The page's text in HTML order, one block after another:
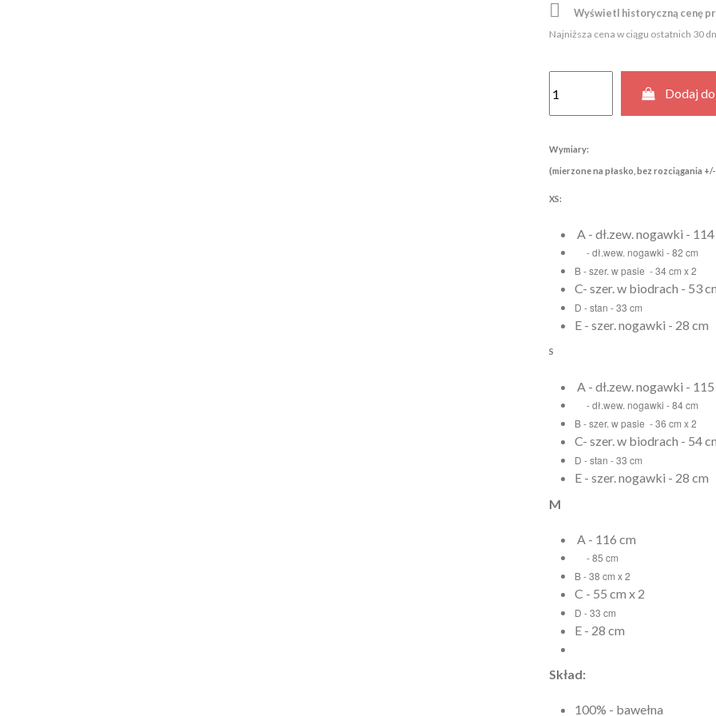
 Wyświetl historyczną cenę
Najniższa cena w ciągu ostatnich 30
Dodaj
Wymiary:
(mierzone na płasko, bez rozciągania +/-
XS:
A - dł.zew. nogawki -
- dł.wew. nogawki - 82 cm
B - szer. w pasie - 34 cm x 2
C- szer. w biodrach - 53
D - stan - 33 cm
E - szer. nogawki - 28 cm
S
A - dł.zew. nogawki -
- dł.wew. nogawki - 84 cm
B - szer. w pasie - 36 cm x 2
C- szer. w biodrach - 54
D - stan - 33 cm
E - szer. nogawki - 28 cm
M
A - 116 cm
- 85 cm
B - 38 cm x 2
C - 55 cm x 2
D - 33 cm
E - 28 cm
Skład:
100% - bawełna